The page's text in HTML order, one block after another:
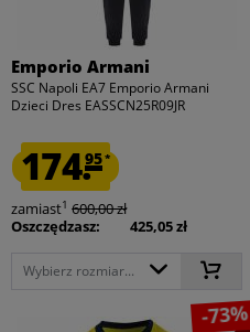
Emporio Armani
SSC Napoli EA7 Emporio Armani
Dzieci Dres EASSCN25R09JR
174.95*
zamiast1 600,00 zł
Oszczędzasz:
425,05 zł
Wybierz rozmiar...
-73%